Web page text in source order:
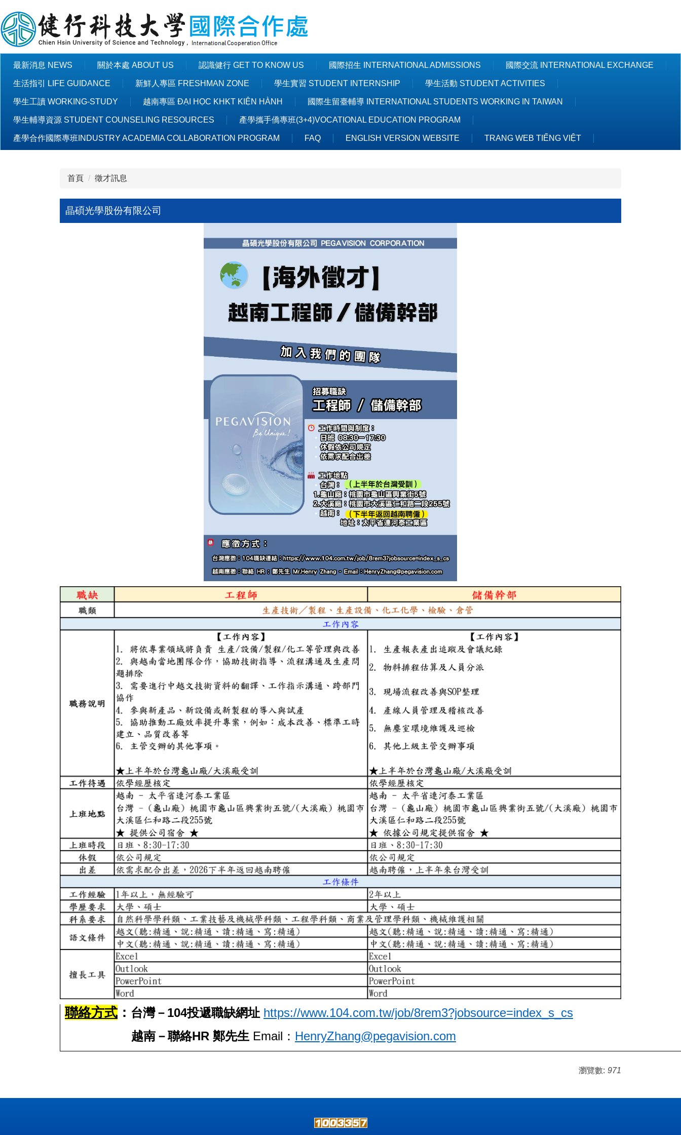
到
主
要
內
最新消息 NEWS 關於本處 ABOUT US 認識健行 GET TO KNOW US 國際招生 INTERNATIONAL ADMISSIONS 國際交流 INTERNATIONAL EXCHANGE
生活指引 LIFE GUIDANCE 新鮮人專區 FRESHMAN ZONE 學生實習 STUDENT INTERNSHIP 學生活動 STUDENT ACTIVITIES
學生工讀 WORKING-STUDY 越南專區 ĐẠI HỌC KHKT KIỆN HÀNH 國際生留臺輔導 INTERNATIONAL STUDENTS WORKING IN TAIWAN
學生輔導資源 STUDENT COUNSELING RESOURCES 產學攜手僑專班(3+4)VOCATIONAL EDUCATION PROGRAM
產學合作國際專班INDUSTRY ACADEMIA COLLABORATION PROGRAM FAQ ENGLISH VERSION WEBSITE TRANG WEB TIẾNG VIỆT
首頁 徵才訊息
晶碩光學股份有限公司
聯絡方式 ： 台灣－104投遞職缺網址 https://www.104.com.tw/job/8rem3?jobsource=index_s_cs
越南－聯絡HR 鄭先生 Email： HenryZhang@pegavision.com
瀏覽數: 971